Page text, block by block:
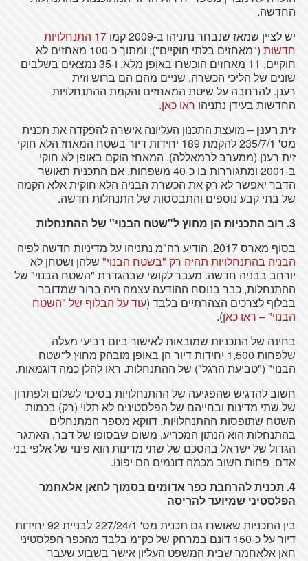
החדשה.
יש לציין שמאז שנבחר נתניהו ב-2009 קמו
17 התנחלויות
חדשות
("מאחזים בלתי חוקיים"); ומתוך כ-100 מאחזים לא
חוקיים, 11 מאחזים הוכשרו באופן מלא, ו-35 נמצאים בשלבים
שונים של הליכי הכשרה. שניים מהם הם ברוש וזית
רענן. להרחבה על שיטת המאחזים והקמת ההתנחלויות
החדשות בעידן נתניהו ראו כאן.
זית רענן – מועצת התכנון העליונה אישרה להפקדה את תכנית
מס' 235/7/1 להקמת 189 יחידות דיור בשטח המאחז הלא חוקי
זית רענן (ממערב לרמאללה). המאחז הוקם באופן לא חוקי
ב-2001 ומתגוררות בו כ-40 משפחות. אם התכנית תאושר
הדבר יאפשר לא רק את הכשרת הבניה הלא חוקית אלא הקמה
של בתי קבע נוספים והתבססות של התנחלות חדשה.
3. רוב התכניות הן מחוץ ל"שטח הבנוי" של ההתנחלות
בסוף מארס 2017, הודיע רה"מ נתניהו על מדיניות חדשה לפיה
הבניה בהתנחלויות תהיה רק "בשטח הבנוי"שלהן ושטחן לא
יורחב בבניה חדשה. מעבר לקושי שבהגדרת "השטח הבנוי" של
ההתנחלות, כבר בנוסח ההודעה עצמה היה ברור שמדובר
בבלוף לצרכים הצהרתיים בלבד (עוד על הבלוף של "השטח
הבנוי" – ראו כאן).
בחינה של התכניות שמובאות לאישור ביום רביעי מעלה
שלפחות 1,500 יחידות דיור הן באופן מובהק מחוץ ל"שטח
הבנוי" ("טביעת הרגל") של ההתנחלות. ראו להלן כמה דוגמאות.
חשוב להדגיש שהפגיעה של ההתנחלויות בסיכוי לשלום ולפתרון
של שתי מדינות ובחייהם של הפלסטינים לא תלוי (רק) בכמות
השטח שתופסות ההתנחלויות. דווקא מספר המתנחלים
בהתנחלות הוא הנתון המכריע, משום שבסופו של דבר, האתגר
הגדול של ישראל בהסכם של שתי מדינות הוא פינוי של אלפי בני
אדם, פחות חשוב מכמה דונמים הם יפונו.
4. תכנית להרחבת כפר אדומים בסמוך לחאן אלאחמר
הפלסטיני שמיועד להריסה
בין התכניות שאושרו גם תכנית מס' 227/24/1 לבניית 92 יחידות
דיור על כ-150 דונם במרחק של כק"מ בלבד מהכפר הפלסטיני
חאן אלאחמר שבית המשפט העליון אישר בשבוע שעבר